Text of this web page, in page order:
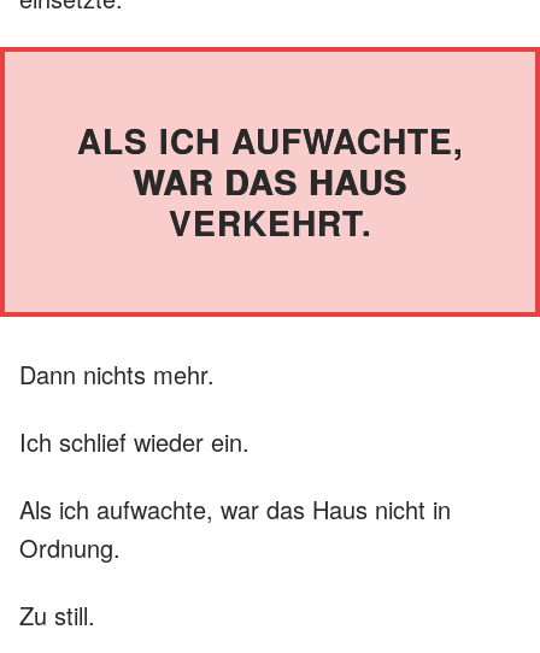
ALS ICH AUFWACHTE,
WAR DAS HAUS
VERKEHRT.
Dann nichts mehr.
Ich schlief wieder ein.
Als ich aufwachte, war das Haus nicht in
Ordnung.
Zu still.